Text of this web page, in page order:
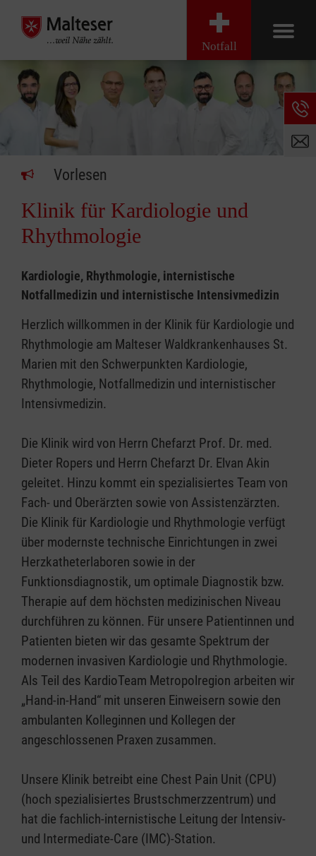
Notfall
Vorlesen
Klinik für Kardiologie und
Rhythmologie
Kardiologie, Rhythmologie, internistische
Notfallmedizin und internistische Intensivmedizin
Herzlich willkommen in der Klinik für Kardiologie und
Rhythmologie am Malteser Waldkrankenhauses St.
Marien mit den Schwerpunkten Kardiologie,
Rhythmologie, Notfallmedizin und internistischer
Intensivmedizin.
Die Klinik wird von Herrn Chefarzt Prof. Dr. med.
Dieter Ropers und Herrn Chefarzt Dr. Elvan Akin
geleitet. Hinzu kommt ein spezialisiertes Team von
Fach- und Oberärzten sowie von Assistenzärzten.
Die Klinik für Kardiologie und Rhythmologie verfügt
über modernste technische Einrichtungen in zwei
Herzkatheterlaboren sowie in der
Funktionsdiagnostik, um optimale Diagnostik bzw.
Therapie auf dem höchsten medizinischen Niveau
durchführen zu können. Für unsere Patientinnen und
Patienten bieten wir das gesamte Spektrum der
modernen invasiven Kardiologie und Rhythmologie.
Als Teil des KardioTeam Metropolregion arbeiten wir
„Hand-in-Hand“ mit unseren Einweisern sowie den
ambulanten Kolleginnen und Kollegen der
angeschlossenen Praxen zusammen.
Unsere Klinik betreibt eine Chest Pain Unit (CPU)
(hoch spezialisiertes Brustschmerzzentrum) und
hat die fachlich-internistische Leitung der Intensiv-
und Intermediate-Care (IMC)-Station.